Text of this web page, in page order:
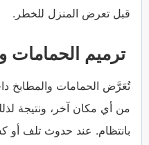
قبل تعرض المنزل للخطر.
ترميم الحمامات
تُعَرَّض الحمامات والمطابخ
من أي مكان آخر، ونتيجة
بانتظام. عند حدوث تلف أو